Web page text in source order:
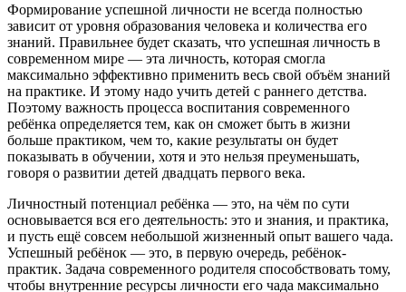
Формирование успешной личности не всегда полностью
зависит от уровня образования человека и количества его
знаний. Правильнее будет сказать, что успешная личность в
современном мире — эта личность, которая смогла
максимально эффективно применить весь свой объём знаний
на практике. И этому надо учить детей с раннего детства.
Поэтому важность процесса воспитания современного
ребёнка определяется тем, как он сможет быть в жизни
больше практиком, чем то, какие результаты он будет
показывать в обучении, хотя и это нельзя преуменьшать,
говоря о развитии детей двадцать первого века.
Личностный потенциал ребёнка — это, на чём по сути
основывается вся его деятельность: это и знания, и практика,
и пусть ещё совсем небольшой жизненный опыт вашего чада.
Успешный ребёнок — это, в первую очередь, ребёнок-
практик. Задача современного родителя способствовать тому,
чтобы внутренние ресурсы личности его чада максимально